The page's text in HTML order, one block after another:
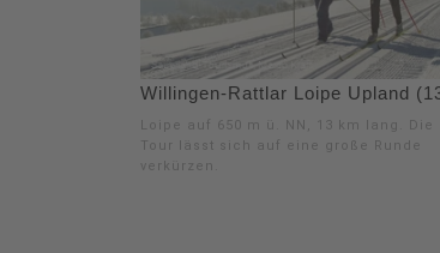
Willingen-Rattlar Loipe Upland
Loipe auf 650 m ü. NN, 13 km lang. Die
Tour lässt sich auf eine große Runde
verkürzen.